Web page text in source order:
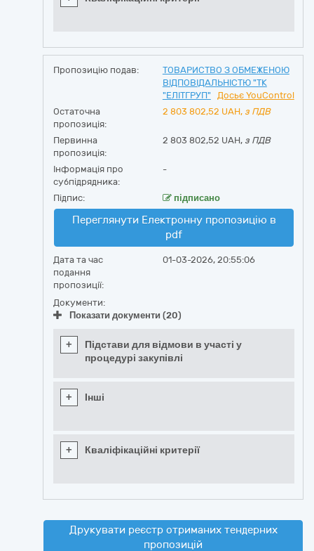
Пропозицію подав:
ТОВАРИСТВО З ОБМЕЖЕНОЮ
ВІДПОВІДАЛЬНІСТЮ "ТК
"ЕЛІТГРУП"
Досьє YouControl
Остаточна
пропозиція:
2 803 802,52 UAH, з ПДВ
Первинна
пропозиція:
2 803 802,52 UAH, з ПДВ
Інформація про
субпідрядника:
-
Підпис: підписано
Переглянути Електронну пропозицію в
pdf
Дата та час
подання
пропозиції:
01-03-2026, 20:55:06
Документи:
Показати документи (20)
+
Підстави для відмови в участі у
процедурі закупівлі
+ Інші
+ Кваліфікаційні критерії
Друкувати реєстр отриманих тендерних
пропозицій